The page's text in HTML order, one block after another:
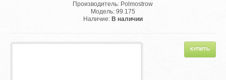
Производитель: Polmostrow
Модель: 99.175
Наличие: В наличии